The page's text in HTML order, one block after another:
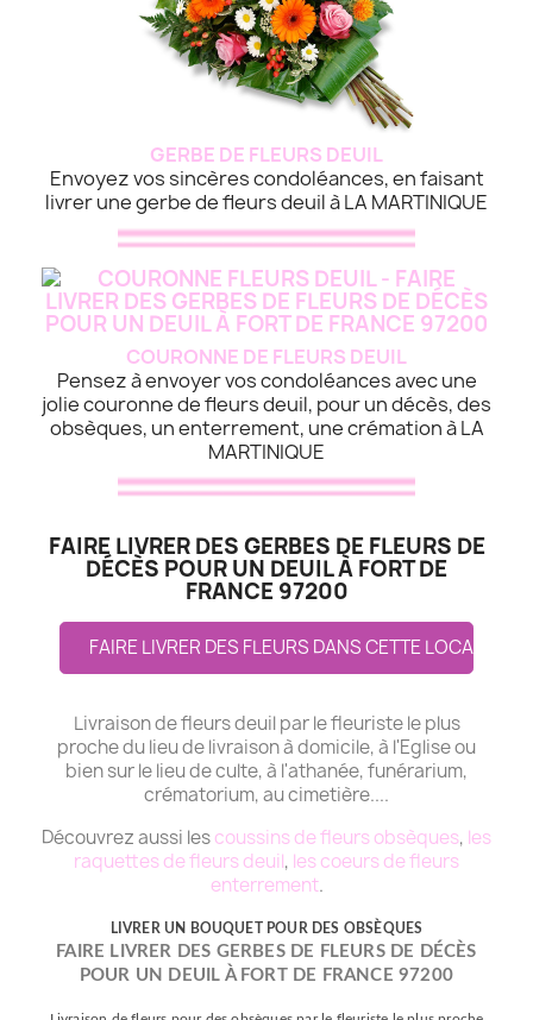
GERBE DE FLEURS DEUIL
Envoyez vos sincères condoléances, en faisant
livrer une gerbe de fleurs deuil à LA MARTINIQUE
COURONNE DE FLEURS DEUIL
Pensez à envoyer vos condoléances avec une
jolie couronne de fleurs deuil, pour un décès, des
obsèques, un enterrement, une crémation à LA
MARTINIQUE
FAIRE LIVRER DES GERBES DE FLEURS DE
DÉCÈS POUR UN DEUIL À FORT DE
FRANCE 97200
FAIRE LIVRER DES FLEURS DANS CETTE LOCALITE
Livraison de fleurs deuil par le fleuriste le plus
proche du lieu de livraison à domicile, à l'Eglise ou
bien sur le lieu de culte, à l'athanée, funérarium,
crématorium, au cimetière....
Découvrez aussi lescoussins de fleurs obsèques, les
raquettes de fleurs deuil, les coeurs de fleurs
enterrement.
LIVRER UN BOUQUET POUR DES OBSÈQUES
FAIRE LIVRER DES GERBES DE FLEURS DE DÉCÈS
POUR UN DEUIL À FORT DE FRANCE 97200